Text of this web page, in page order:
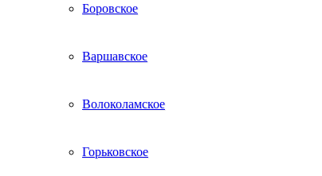
Боровское
Варшавское
Волоколамское
Горьковское